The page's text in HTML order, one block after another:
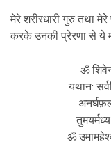
मेरे शरीरधारी गुरु तथा
करके उनकी प्रेरणा से ये
ॐ शिवेन
यथान:
ॐ